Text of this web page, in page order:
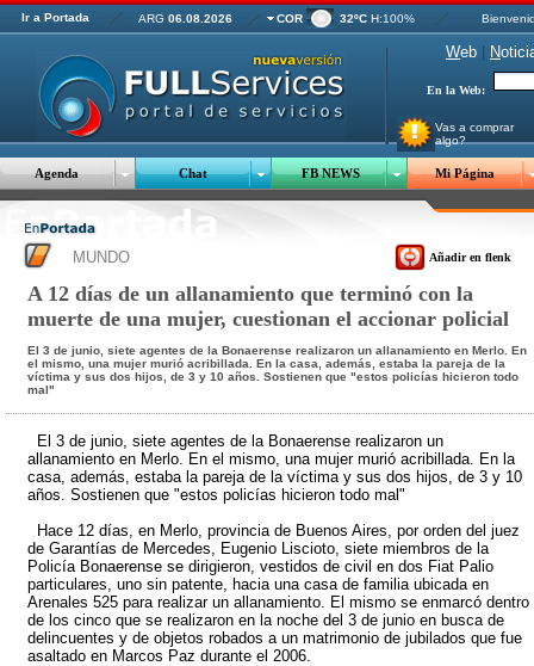
Ir a Portada ARG 06.08.2026 COR 32ºC H:100%
Web N
En la Web:
Vas a comprar
algo?
Agenda Chat FB NEWS Mi Página
MUNDO Añadir en flenk
A 12 días de un allanamiento que terminó con la
muerte de una mujer, cuestionan el accionar policial
El 3 de junio, siete agentes de la Bonaerense realizaron un allanamiento en Merlo. En
el mismo, una mujer murió acribillada. En la casa, además, estaba la pareja de la
víctima y sus dos hijos, de 3 y 10 años. Sostienen que "estos policías hicieron todo
mal"
El 3 de junio, siete agentes de la Bonaerense realizaron un
allanamiento en Merlo. En el mismo, una mujer murió acribillada. En la
casa, además, estaba la pareja de la víctima y sus dos hijos, de 3 y 10
años. Sostienen que "estos policías hicieron todo mal"
Hace 12 días, en Merlo, provincia de Buenos Aires, por orden del juez
de Garantías de Mercedes, Eugenio Liscioto, siete miembros de la
Policía Bonaerense se dirigieron, vestidos de civil en dos Fiat Palio
particulares, uno sin patente, hacia una casa de familia ubicada en
Arenales 525 para realizar un allanamiento. El mismo se enmarcó dentro
de los cinco que se realizaron en la noche del 3 de junio en busca de
delincuentes y de objetos robados a un matrimonio de jubilados que fue
asaltado en Marcos Paz durante el 2006.